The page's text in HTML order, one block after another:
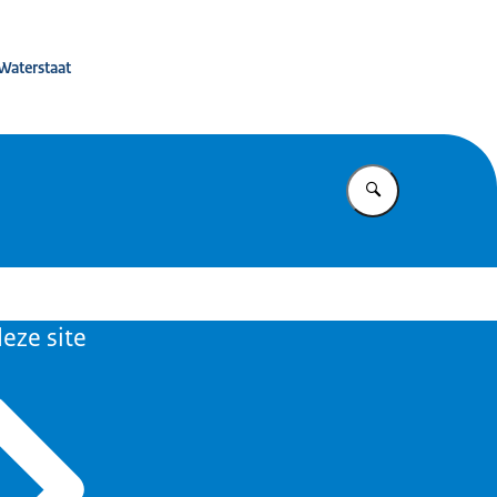
Vul in wat u
site